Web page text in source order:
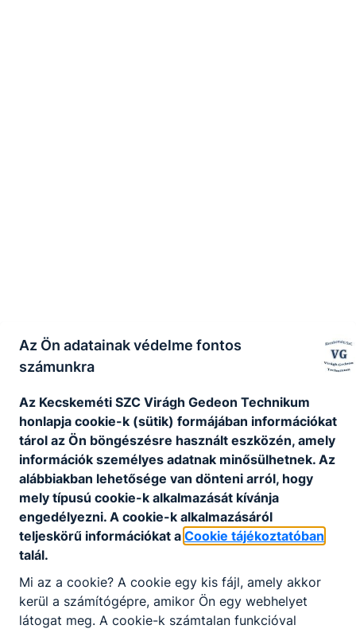
Az Ön adatainak védelme fontos
számunkra
Az Kecskeméti SZC Virágh Gedeon Technikum
honlapja cookie-k (sütik) formájában információkat
tárol az Ön böngészésre használt eszközén, amely
információk személyes adatnak minősülhetnek. Az
alábbiakban lehetősége van dönteni arról, hogy
mely típusú cookie-k alkalmazását kívánja
engedélyezni. A cookie-k alkalmazásáról
teljeskörű információkat a Cookie tájékoztatóban
talál.
Mi az a cookie? A cookie egy kis fájl, amely akkor
kerül a számítógépre, amikor Ön egy webhelyet
látogat meg. A cookie-k számtalan funkcióval